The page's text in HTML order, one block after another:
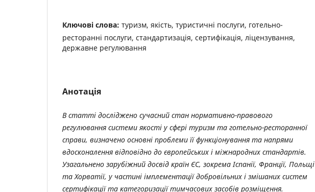
Ключові слова: туризм, якість, туристичні послуги, готельно-
ресторанні послуги, стандартизація, сертифікація, ліцензування,
державне регулювання
Анотація
В статті досліджено сучасний стан нормативно-правового
регулювання системи якості у сфері туризм та готельно-ресторанної
справи, визначено основні проблеми її функціонування та напрями
вдосконалення відповідно до європейських і міжнародних стандартів.
Узагальнено зарубіжний досвід країн ЄС, зокрема Іспанії, Франції, Польщі
та Хорватії, у частині імплементації добровільних і змішаних систем
сертифікації та категоризації тимчасових засобів розміщення.